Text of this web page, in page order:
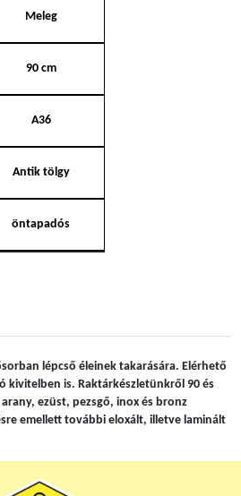
Meleg
90 cm
A36
Antik tölgy
öntapadós
lépcső éleinek takarására. Elérhető
kivitelben is. Raktárkészletünkről 90 és
ezüst, pezsgő, inox és bronz
emellett további eloxált, illetve laminált